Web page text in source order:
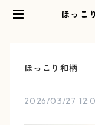
ほっこ
ほっこり和柄
2026/03/27